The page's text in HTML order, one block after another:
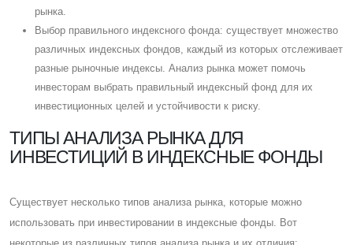
рынка.
Выбор правильного индексного фонда: существует множество
различных индексных фондов, каждый из которых отслеживает
разные рыночные индексы. Анализ рынка может помочь
инвесторам выбрать правильный индексный фонд для их
инвестиционных целей и устойчивости к риску.
ТИПЫ АНАЛИЗА РЫНКА ДЛЯ
ИНВЕСТИЦИЙ В ИНДЕКСНЫЕ ФОНДЫ
Cуществует несколько типов анализа рынка, которые можно
использовать при инвестировании в индексные фонды. Вот